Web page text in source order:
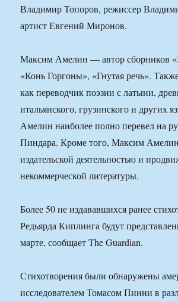
Владимир Топоров, режиссер
артист Евгений Миронов.
Максим Амелин — автор сборников
«Конь Горгоны», «Гнутая речь».
как переводчик поэзии с латыни,
итальянского, грузинского и других
Амелин наиболее полно перевел на
Пиндара. Кроме того, Максим Амелин
издательской деятельностью и
некоммерческой литературы.
Более 50 не издававшихся ранее
Редьярда Киплинга будут
марте, сообщает The Guardian.
Стихотворения были обнаружены
исследователем Томасом Пинни в